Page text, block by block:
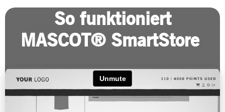
So funktioniert
MASCOT® SmartStore